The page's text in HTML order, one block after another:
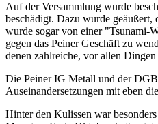
Auf der Versammlung wurde
beschädigt. Dazu wurde
wurde sogar von einer "Tsunami-
gegen das Peiner Geschäft zu
denen zahlreiche, vor allen
Die Peiner IG Metall und der
Auseinandersetzungen mit eben
Hinter den Kulissen war